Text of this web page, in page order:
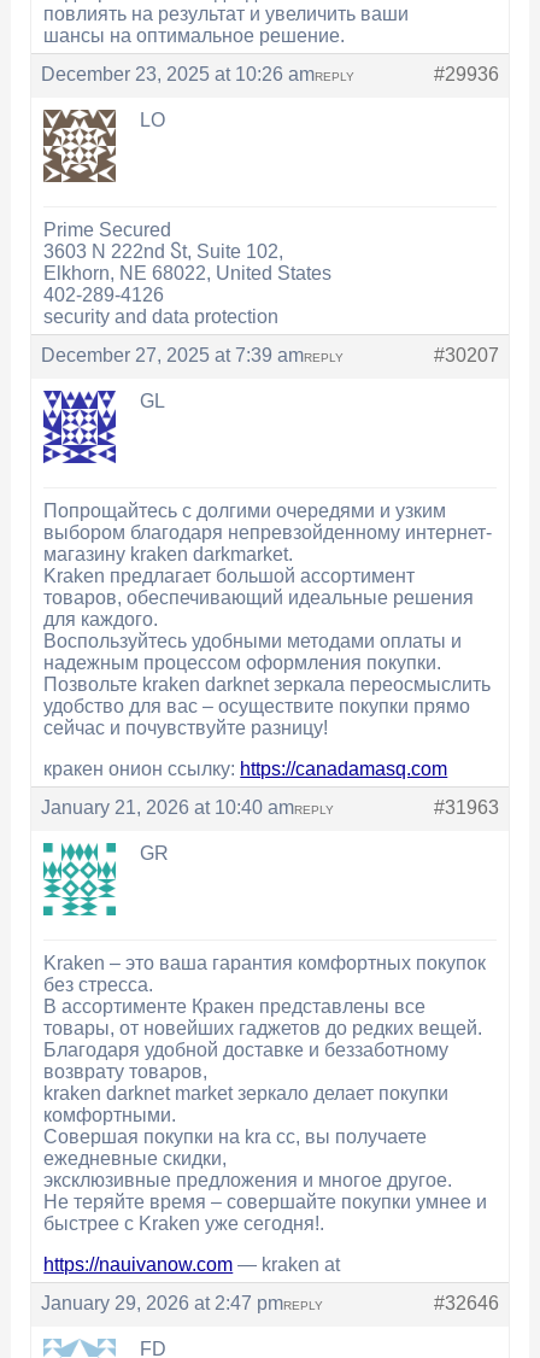
повлиять на результат и увеличить ваши
шансы на оптимальное решение.
December 23, 2025 at 10:26 am
#29936
REPLY
LO
Prime Secured
3603 N 222nd Ⴝt, Suite 102,
Elkhorn, ΝЕ 68022, United States
402-289-4126
security аnd data protection
December 27, 2025 at 7:39 am
#30207
REPLY
GL
Попрощайтесь с долгими очередями и узким
выбором благодаря непревзойденному интернет-
магазину kraken darkmarket.
Kraken предлагает большой ассортимент
товаров, обеспечивающий идеальные решения
для каждого.
Воспользуйтесь удобными методами оплаты и
надежным процессом оформления покупки.
Позвольте kraken darknet зеркала переосмыслить
удобство для вас – осуществите покупки прямо
сейчас и почувствуйте разницу!
кракен онион ссылку: https://canadamasq.com
January 21, 2026 at 10:40 am
#31963
REPLY
GR
Kraken – это ваша гарантия комфортных покупок
без стресса.
В ассортименте Кракен представлены все
товары, от новейших гаджетов до редких вещей.
Благодаря удобной доставке и беззаботному
возврату товаров,
kraken darknet market зеркало делает покупки
комфортными.
Совершая покупки на kra сс, вы получаете
ежедневные скидки,
эксклюзивные предложения и многое другое.
Не теряйте время – совершайте покупки умнее и
быстрее с Kraken уже сегодня!.
https://nauivanow.com — kraken at
January 29, 2026 at 2:47 pm
#32646
REPLY
FD